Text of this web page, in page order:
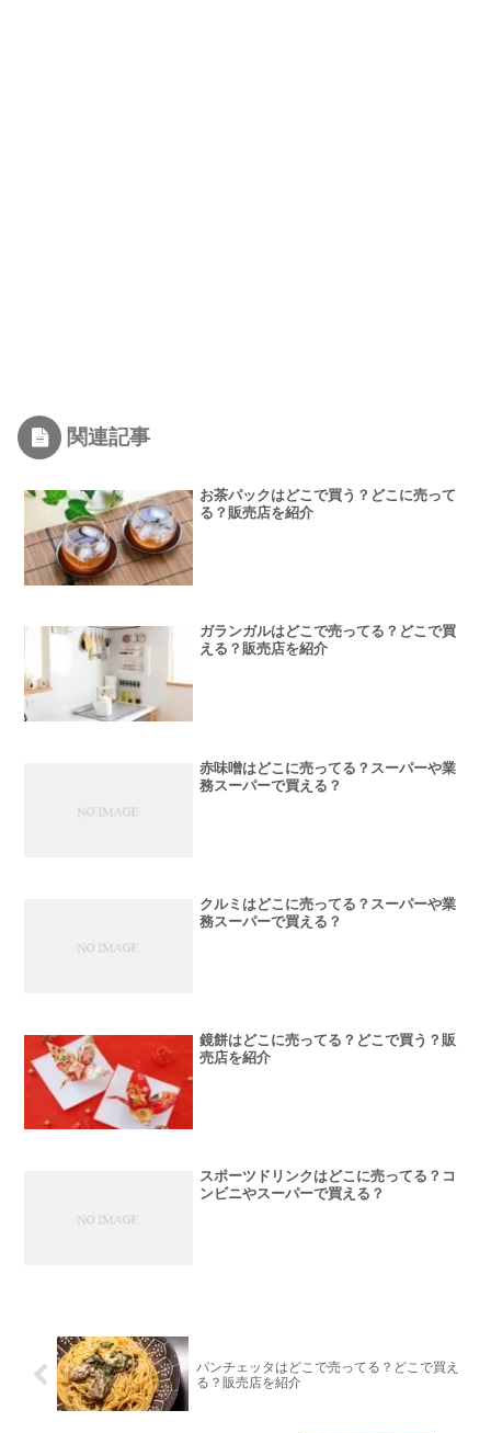
関連記事
お茶パックはどこで買う？どこに売って
る？販売店を紹介
ガランガルはどこで売ってる？どこで買
える？販売店を紹介
赤味噌はどこに売ってる？スーパーや業
務スーパーで買える？
クルミはどこに売ってる？スーパーや業
務スーパーで買える？
鏡餅はどこに売ってる？どこで買う？販
売店を紹介
スポーツドリンクはどこに売ってる？コ
ンビニやスーパーで買える？
パンチェッタはどこで売ってる？どこで買え
る？販売店を紹介